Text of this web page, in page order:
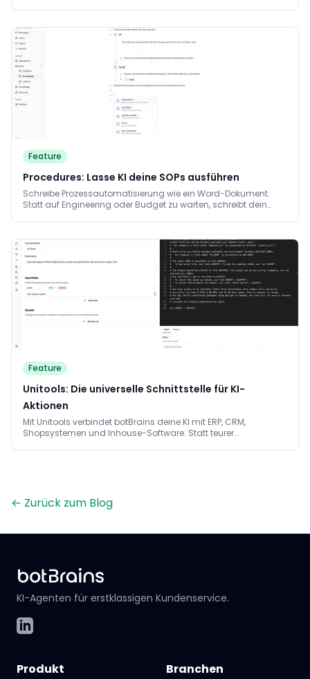
wochenlang auf Engineering zu warten.
Feature
Procedures: Lasse KI deine SOPs ausführen
Schreibe Prozessautomatisierung wie ein Word-Dokument.
Statt auf Engineering oder Budget zu warten, schreibt dein
arbeitet den Prozess Schritt für Schritt ab und löst jeden Schritt
intelligent, ohne Schritte zu überspringen.
Feature
Unitools: Die universelle Schnittstelle für KI-
Aktionen
Mit Unitools verbindet botBrains deine KI mit ERP, CRM,
Shopsystemen und Inhouse-Software. Statt teurer
← Zurück zum Blog
KI-Agenten für erstklassigen Kundenservice.
LinkedIn
Produkt Branchen